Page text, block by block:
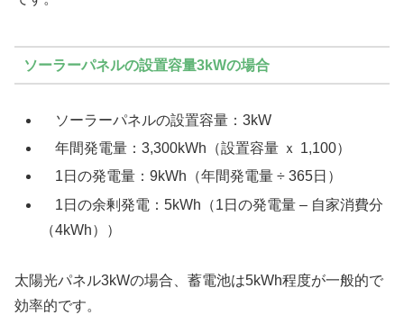
ソーラーパネルの設置容量3kWの場合
ソーラーパネルの設置容量：3kW
年間発電量：3,300kWh（設置容量 ｘ 1,100）
1日の発電量：9kWh（年間発電量 ÷ 365日）
1日の余剰発電：5kWh（1日の発電量 – 自家消費分
（4kWh））
太陽光パネル3kWの場合、蓄電池は5kWh程度が一般的で
効率的です。